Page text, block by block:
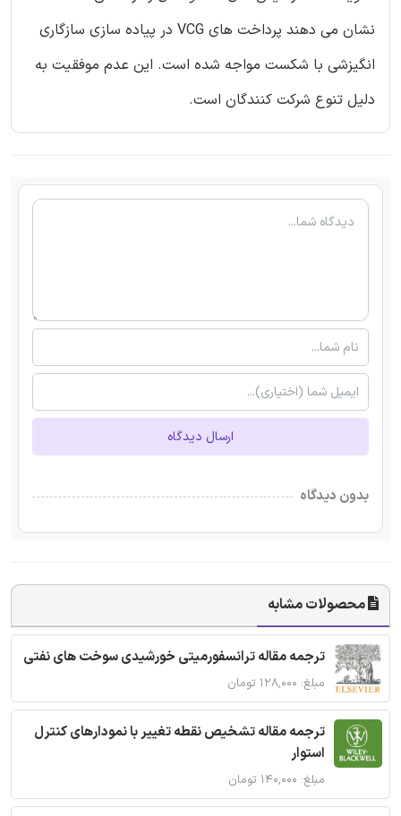
نشان می دهند پرداخت های VCG در پیاده سازی سازگاری
انگیزشی با شکست مواجه شده است. این عدم موفقیت به
دلیل تنوع شرکت کنندگان است.
ارسال دیدگاه
بدون دیدگاه
محصولات مشابه
ترجمه مقاله ترانسفورمیتی خورشیدی سوخت های نفتی
مبلغ: ۱۲۸,۰۰۰ تومان
ترجمه مقاله تشخیص نقطه تغییر با نمودارهای کنترل
استوار
مبلغ: ۱۴۰,۰۰۰ تومان